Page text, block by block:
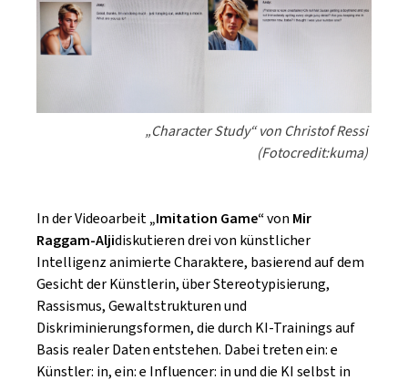
„Character Study“ von Christof Ressi
(Fotocredit:kuma)
In der Videoarbeit„Imitation Game“von Mir
Raggam-Aljidiskutieren drei von künstlicher
Intelligenz animierte Charaktere, basierend auf dem
Gesicht der Künstlerin, über Stereotypisierung,
Rassismus, Gewaltstrukturen und
Diskriminierungsformen, die durch KI-Trainings auf
Basis realer Daten entstehen. Dabei treten ein: e
Künstler: in, ein: e Influencer: in und die KI selbst in